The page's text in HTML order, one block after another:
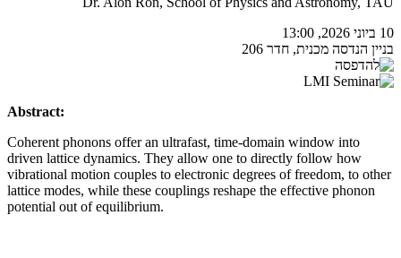
10 ביוני 2026, 13:00
בניין הנדסה מכנית, חדר 206
Abstract:
Coherent phonons offer an ultrafast, time-domain window into
driven lattice dynamics. They allow one to directly follow how
vibrational motion couples to electronic degrees of freedom, to other
lattice modes, while these couplings reshape the effective phonon
potential out of equilibrium.